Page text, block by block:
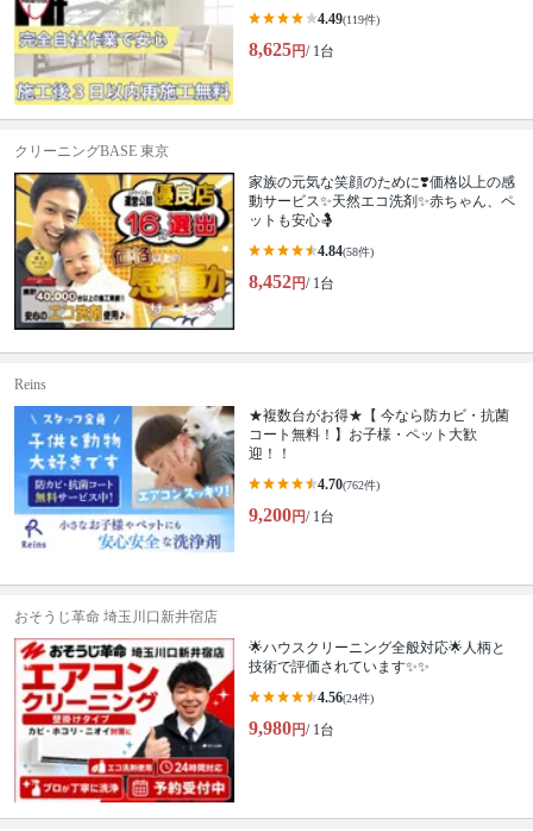
4.49(119件)
8,625円/ 1台
クリーニングBASE 東京
家族の元気な笑顔のために❣️価格以上の感
動サービス✨天然エコ洗剤✨赤ちゃん、ペ
ットも安心🤱
4.84(58件)
8,452円/ 1台
Reins
★複数台がお得★【 今なら防カビ・抗菌
コート無料！】お子様・ペット大歓
迎！！
4.70(762件)
9,200円/ 1台
おそうじ革命 埼玉川口新井宿店
🌟ハウスクリーニング全般対応🌟人柄と
技術で評価されています✨✨
4.56(24件)
9,980円/ 1台